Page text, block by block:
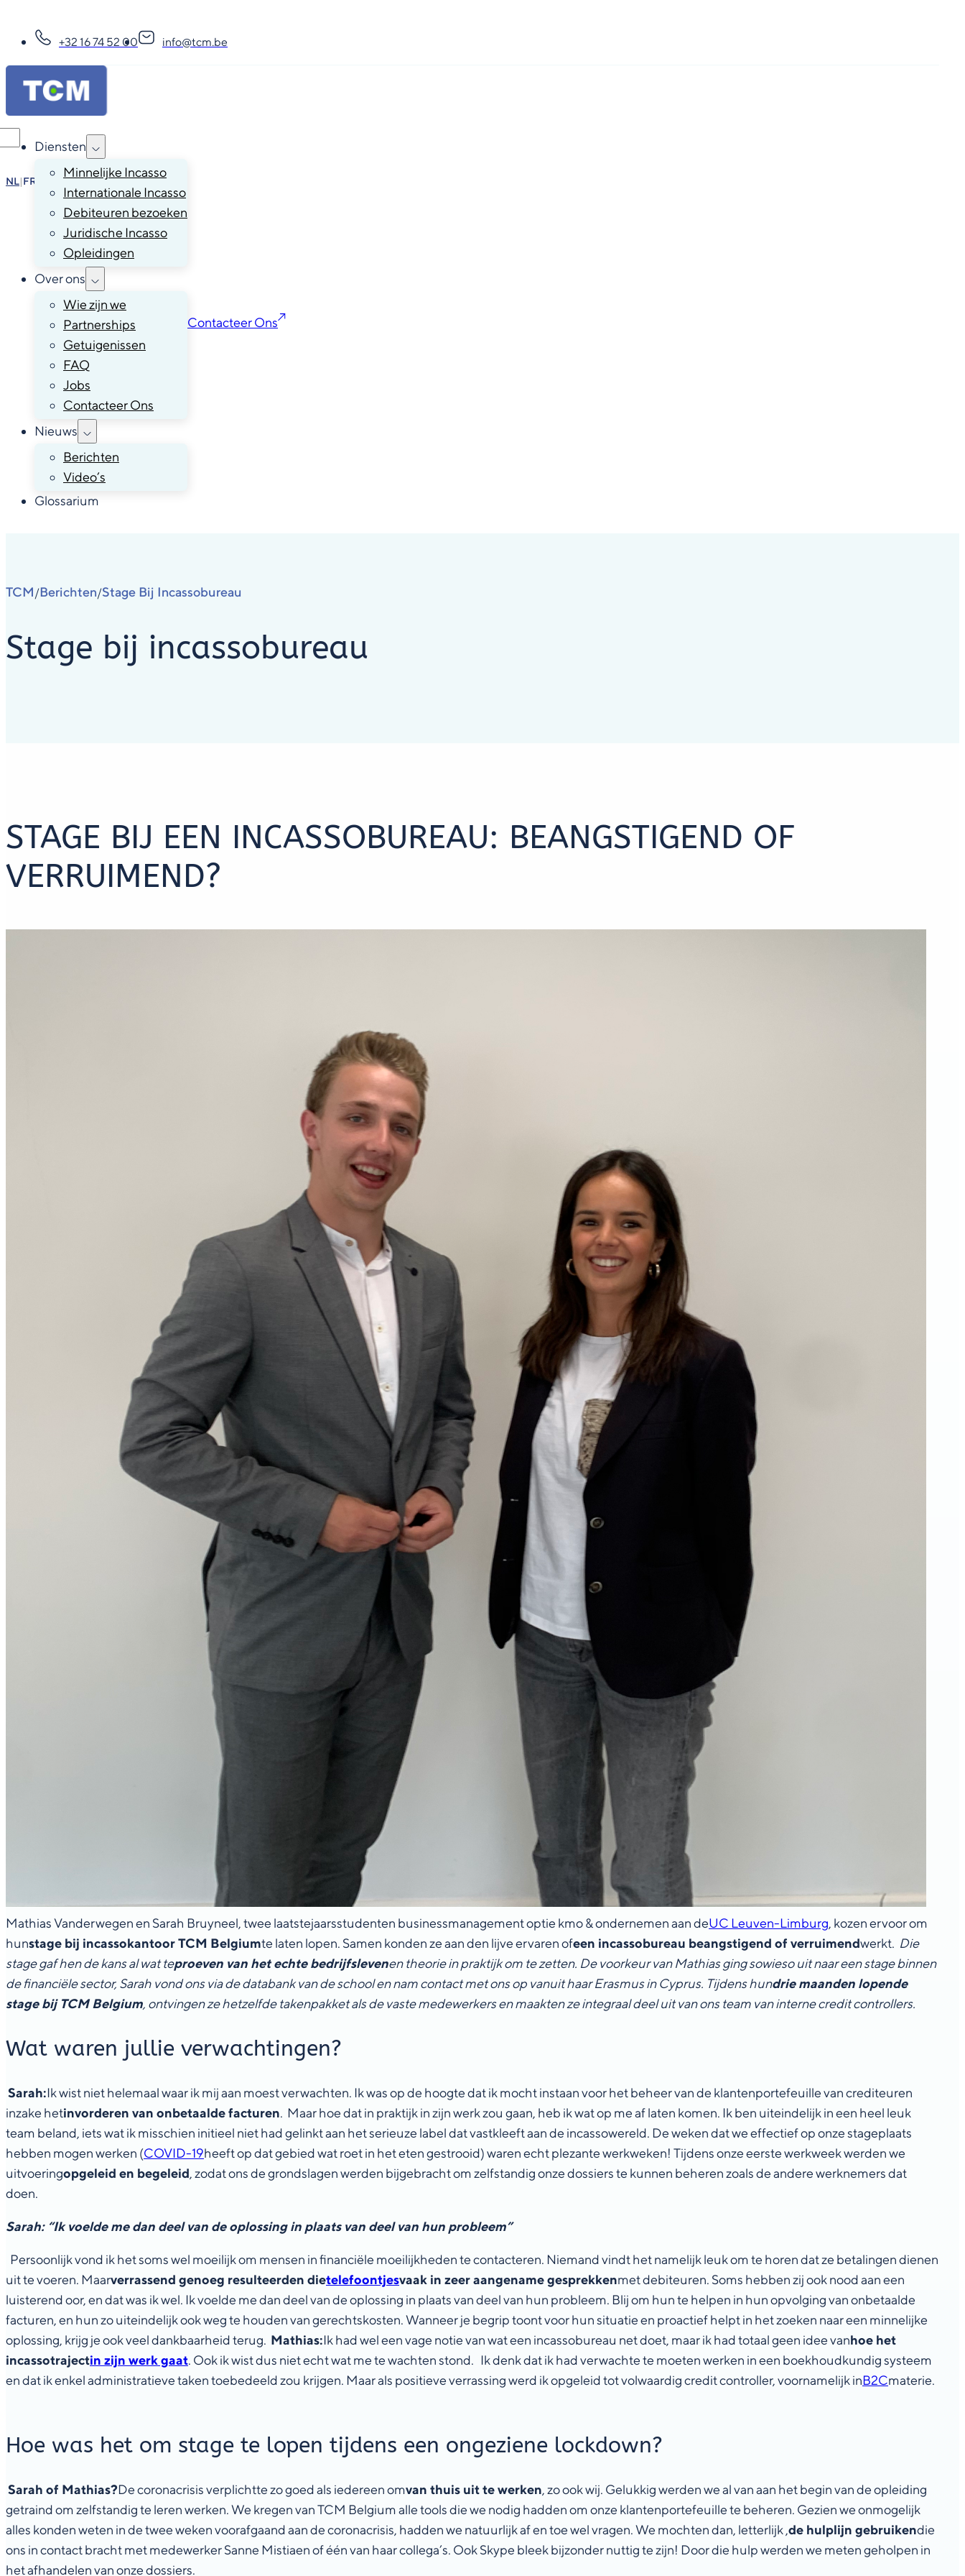
+32 16 74 52 00 info@tcm.be
NL|FR DE
Diensten
Minnelijke Incasso
Internationale Incasso
Debiteuren bezoeken
Juridische Incasso
Opleidingen
Over ons
Wie zijn we
Partnerships
Getuigenissen
FAQ
Jobs
Contacteer Ons
Nieuws
Berichten
Video’s
Glossarium
Contacteer Ons
TCM /Berichten/Stage Bij Incassobureau
Stage bij incassobureau
STAGE BIJ EEN INCASSOBUREAU: BEANGSTIGEND OF
VERRUIMEND?
Mathias Vanderwegen en Sarah Bruyneel, twee laatstejaarsstudenten businessmanagement optie kmo & ondernemen aan deUC Leuven-Limburg, kozen ervoor om
hunstage bij incassokantoor TCM Belgiumte laten lopen. Samen konden ze aan den lijve ervaren ofeen incassobureau beangstigend of verruimendwerkt. Die
stage gaf hen de kans al wat teproeven van het echte bedrijfslevenen theorie in praktijk om te zetten. De voorkeur van Mathias ging sowieso uit naar een stage binnen
de financiële sector, Sarah vond ons via de databank van de school en nam contact met ons op vanuit haar Erasmus in Cyprus. Tijdens hundrie maanden lopende
stage bij TCM Belgium, ontvingen ze hetzelfde takenpakket als de vaste medewerkers en maakten ze integraal deel uit van ons team van interne credit controllers.
Wat waren jullie verwachtingen?
Sarah:Ik wist niet helemaal waar ik mij aan moest verwachten. Ik was op de hoogte dat ik mocht instaan voor het beheer van de klantenportefeuille van crediteuren
inzake hetinvorderen van onbetaalde facturen. Maar hoe dat in praktijk in zijn werk zou gaan, heb ik wat op me af laten komen. Ik ben uiteindelijk in een heel leuk
team beland, iets wat ik misschien initieel niet had gelinkt aan het serieuze label dat vastkleeft aan de incassowereld. De weken dat we effectief op onze stageplaats
hebben mogen werken (COVID-19heeft op dat gebied wat roet in het eten gestrooid) waren echt plezante werkweken! Tijdens onze eerste werkweek werden we
uitvoeringopgeleid en begeleid, zodat ons de grondslagen werden bijgebracht om zelfstandig onze dossiers te kunnen beheren zoals de andere werknemers dat
doen.
Sarah: “Ik voelde me dan deel van de oplossing in plaats van deel van hun probleem”
Persoonlijk vond ik het soms wel moeilijk om mensen in financiële moeilijkheden te contacteren. Niemand vindt het namelijk leuk om te horen dat ze betalingen dienen
uit te voeren. Maarverrassend genoeg resulteerden dietelefoontjesvaak in zeer aangename gesprekkenmet debiteuren. Soms hebben zij ook nood aan een
luisterend oor, en dat was ik wel. Ik voelde me dan deel van de oplossing in plaats van deel van hun probleem. Blij om hun te helpen in hun opvolging van onbetaalde
facturen, en hun zo uiteindelijk ook weg te houden van gerechtskosten. Wanneer je begrip toont voor hun situatie en proactief helpt in het zoeken naar een minnelijke
oplossing, krijg je ook veel dankbaarheid terug. Mathias:Ik had wel een vage notie van wat een incassobureau net doet, maar ik had totaal geen idee vanhoe het
incassotrajectin zijn werk gaat. Ook ik wist dus niet echt wat me te wachten stond. Ik denk dat ik had verwachte te moeten werken in een boekhoudkundig systeem
en dat ik enkel administratieve taken toebedeeld zou krijgen. Maar als positieve verrassing werd ik opgeleid tot volwaardig credit controller, voornamelijk inB2Cmaterie.
Hoe was het om stage te lopen tijdens een ongeziene lockdown?
Sarah of Mathias?De coronacrisis verplichtte zo goed als iedereen omvan thuis uit te werken, zo ook wij. Gelukkig werden we al van aan het begin van de opleiding
getraind om zelfstandig te leren werken. We kregen van TCM Belgium alle tools die we nodig hadden om onze klantenportefeuille te beheren. Gezien we onmogelijk
alles konden weten in de twee weken voorafgaand aan de coronacrisis, hadden we natuurlijk af en toe wel vragen. We mochten dan, letterlijk ,de hulplijn gebruikendie
ons in contact bracht met medewerker Sanne Mistiaen of één van haar collega’s. Ook Skype bleek bijzonder nuttig te zijn! Door die hulp werden we meten geholpen in
het afhandelen van onze dossiers.